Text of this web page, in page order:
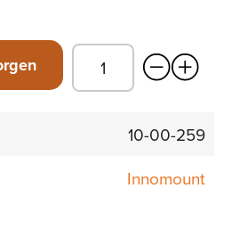
10-00-259
Innomount